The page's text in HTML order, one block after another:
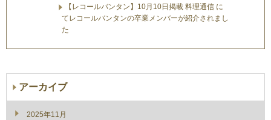
【レコールバンタン】10月10日掲載 料理通信 に
てレコールバンタンの卒業メンバーが紹介されまし
た
アーカイブ
2025年11月